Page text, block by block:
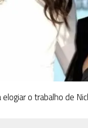
o trabalho de